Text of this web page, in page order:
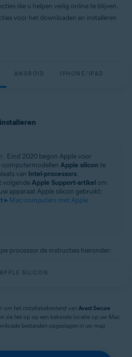
die u helpen veilig online te blijven.
voor het downloaden en installeren
ANDROID IPHONE/IPAD
Eind 2020 begon Apple voor
computermodellen Apple silicon te
van Intel-processors.
volgendeApple Support-artikel om
apparaat Apple silicon gebruikt:
▸ Mac-computers met Apple
processor de instructies hieronder:
APPLE SILICON
om het installatiebestand van Avast Secure
sla het op op een bekende locatie op uw Mac
bestanden opgeslagen in uw map